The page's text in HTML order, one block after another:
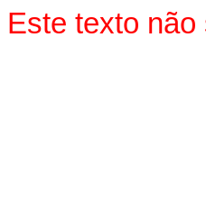
Este texto